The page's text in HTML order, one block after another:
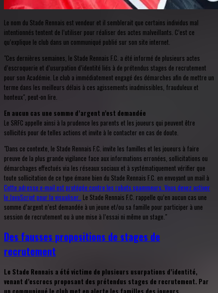
Le nom du Stade Rennais est vendeur et il semblerait que certains individus mal
intentionnés tentent de l’utiliser pour réaliser des actes malveillants. C’est ce
qu’explique le club dans un communiqué publié sur son site internet.
"Ces dernières semaines, le Stade Rennais F.C. a été informé de plusieurs actes
d’escroquerie et d’usurpation d’identité liés à de prétendus stages de recrutement
pour son Académie. Le club a immédiatement engagé des démarches afin de mettre un
terme dans les meilleurs délais à ces agissements inadmissibles, frauduleux et
honteux", peut-on lire.
En aucun cas une somme d’argent n’est demandée
Le SRFC appelle ainsi à la prudence les parents et les joueurs qui peuvent être
sollicités pour de telles actions et invite à le contacter en cas de doute.
"Dans ce contexte, le Stade Rennais F.C. invite les familles et les joueurs à faire
preuve de la plus grande vigilance face aux informations erronées, sollicitations ou
démarchages effectués via les réseaux sociaux et à systématiquement vérifier que
toute sollicitation de ce type émane bien du Stade Rennais F.C. en envoyant un mail à
Cette adresse e-mail est protégée contre les robots spammeurs. Vous devez activer
le JavaScript pour la visualiser.. Le Stade Rennais F.C. rappelle qu’en aucun cas une
somme d’argent n’est demandée à un jeune et/ou sa famille pour participer à une
session de recrutement ou à une mise à l’essai ni même un stage."
Des fausses propositions de stages de
recrutement
Le Stade Rennais a été victime de plusieurs usurpations d’identité,
venant d’escrocs proposant des prétendus stages de recrutement. Par
un communiqué le club met en alerte les familles des joueurs.